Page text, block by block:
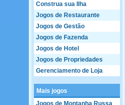
Construa sua Ilha
Jogos de Restaurante
Jogos de Gestão
Jogos de Fazenda
Jogos de Hotel
Jogos de Propriedades
Gerenciamento de Loja
Mais jogos
Jogos de Montanha Russa